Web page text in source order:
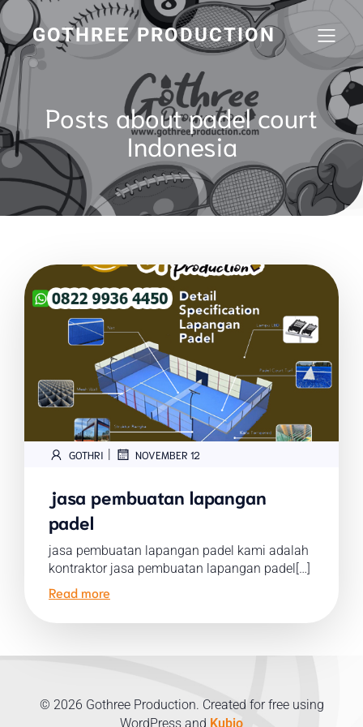
GOTHREE PRODUCTION
Posts about padel court
Indonesia
GOTHRI NOVEMBER 12
jasa pembuatan lapangan
padel
jasa pembuatan lapangan padel kami adalah
kontraktor jasa pembuatan lapangan padel[…]
Read more
© 2026 Gothree Production. Created for free using
WordPress and Kubio